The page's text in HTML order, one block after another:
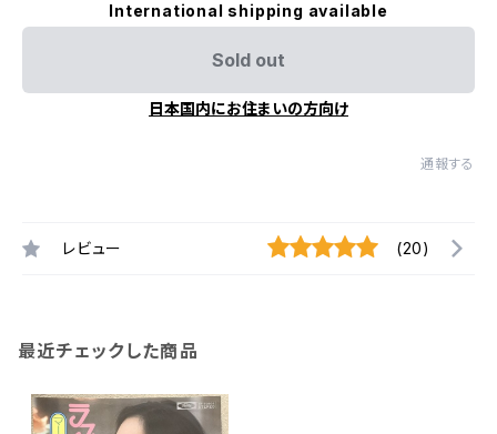
International shipping available
Sold out
日本国内にお住まいの方向け
通報する
レビュー (20)
最近チェックした商品